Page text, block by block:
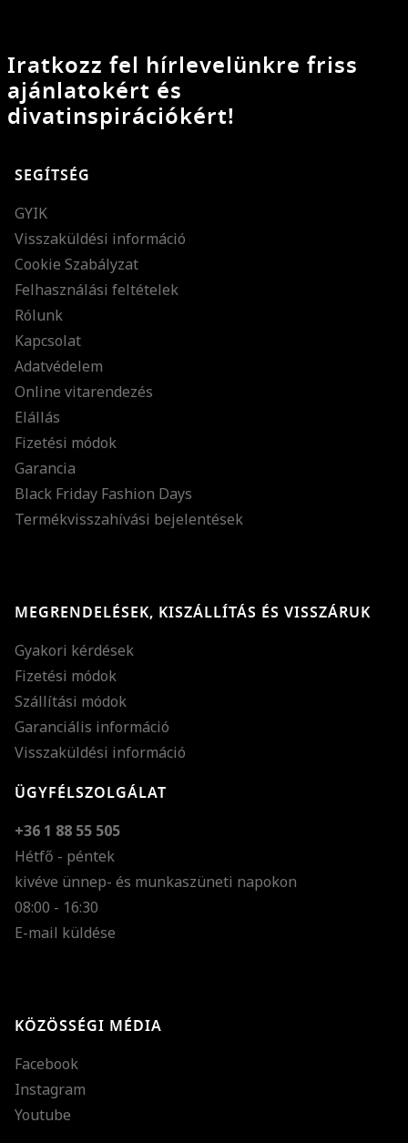
Iratkozz fel hírlevelünkre friss
ajánlatokért és
divatinspirációkért!
SEGÍTSÉG
GYIK
Visszaküldési információ
Cookie Szabályzat
Felhasználási feltételek
Rólunk
Kapcsolat
Adatvédelem
Online vitarendezés
Elállás
Fizetési módok
Garancia
Black Friday Fashion Days
Termékvisszahívási bejelentések
MEGRENDELÉSEK, KISZÁLLÍTÁS ÉS VISSZÁRUK
Gyakori kérdések
Fizetési módok
Szállítási módok
Garanciális információ
Visszaküldési információ
ÜGYFÉLSZOLGÁLAT
+36 1 88 55 505
Hétfő - péntek
kivéve ünnep- és munkaszüneti napokon
08:00 - 16:30
E-mail küldése
KÖZÖSSÉGI MÉDIA
Facebook
Instagram
Youtube